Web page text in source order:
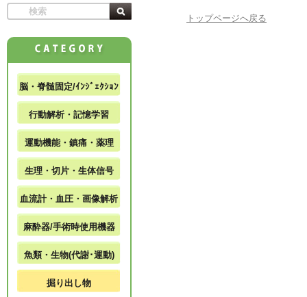
トップページへ戻る
脳・脊髄固定/ｲﾝｼﾞｪｸｼｮﾝ
行動解析・記憶学習
運動機能・鎮痛・薬理
生理・切片・生体信号
血流計・血圧・画像解析
麻酔器/手術時使用機器
魚類・生物(代謝･運動)
掘り出し物